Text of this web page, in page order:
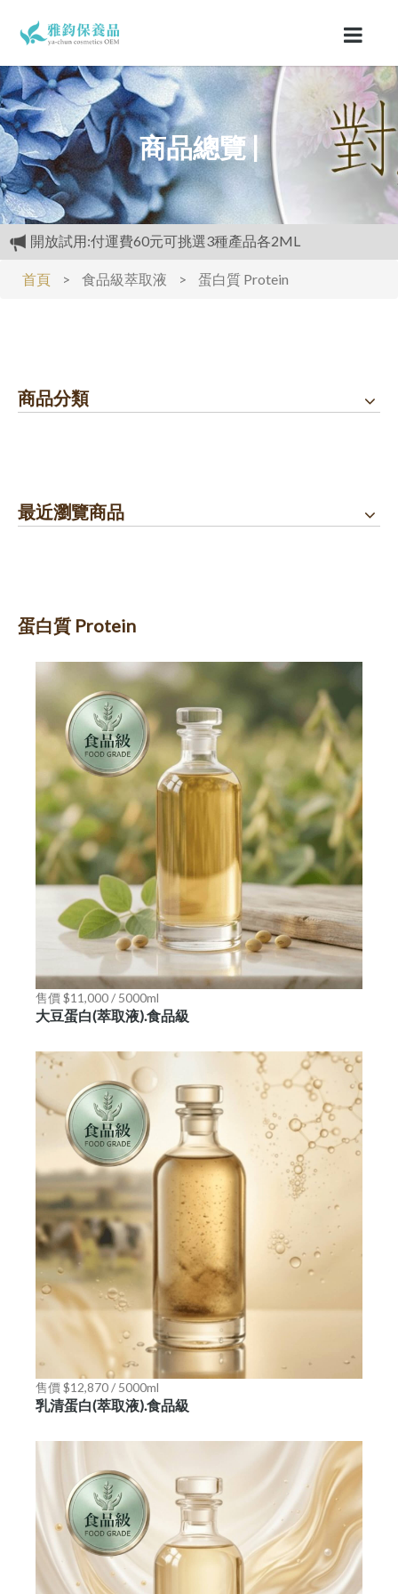
商品總覽 |
開放試用:付運費60元可挑選3種產品各2ML
滿3000元再送精美好禮
購物禮:送夏日涼感劑100cc.只能噴衣服.不要噴皮膚
首頁 > 食品級萃取液 > 蛋白質 Protein
商品分類
最近瀏覽商品
蛋白質 Protein
售價 $11,000 / 5000ml
大豆蛋白(萃取液).食品級
售價 $12,870 / 5000ml
乳清蛋白(萃取液).食品級